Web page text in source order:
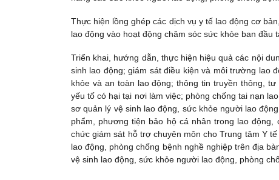
Thực hiện lồng ghép các dịch vụ y tế lao động cơ
lao động vào hoạt động chăm sóc sức khỏe ban đầu
Triển khai, hướng dẫn, thực hiện hiệu quả các nội
sinh lao động; giám sát điều kiện và môi trường lao
khỏe và an toàn lao động; thông tin truyền thông,
yếu tố có hại tại nơi làm việc; phòng chống tai nạn
sơ quản lý vệ sinh lao động, sức khỏe người lao
phẩm, phương tiện bảo hộ cá nhân trong lao
chức giám sát hỗ trợ chuyên môn cho Trung tâm Y
lao động, phòng chống bệnh nghề nghiệp trên địa
vệ sinh lao động, sức khỏe người lao động, phòng